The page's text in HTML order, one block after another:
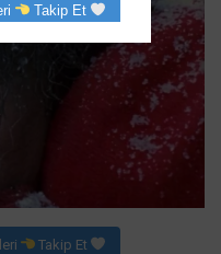
Takip Et
Takip Et